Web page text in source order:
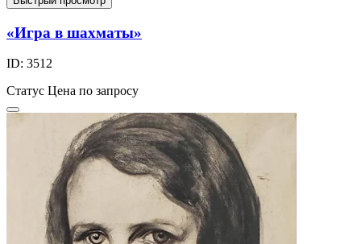
«Игра в шахматы»
ID: 3512
Статус Цена по запросу